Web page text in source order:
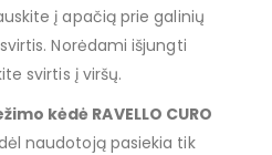
į apačią prie galinių
Norėdami išjungti
svirtis į viršų.
kėdė RAVELLO CURO
naudotoją pasiekia tik